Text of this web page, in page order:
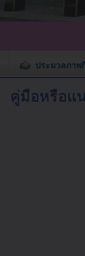
ประมวลภาพ
คู่มือหรือแ